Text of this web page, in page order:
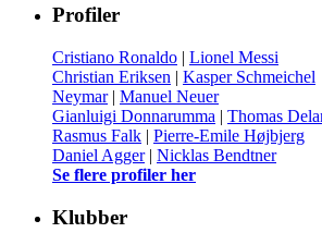
Profiler
Cristiano Ronaldo | Lionel Messi
Christian Eriksen | Kasper Schmeichel
Neymar| Manuel Neuer
Gianluigi Donnarumma | Thomas
Rasmus Falk | Pierre-Emile Højbjerg
Daniel Agger| Nicklas Bendtner
Se flere profiler her
Klubber